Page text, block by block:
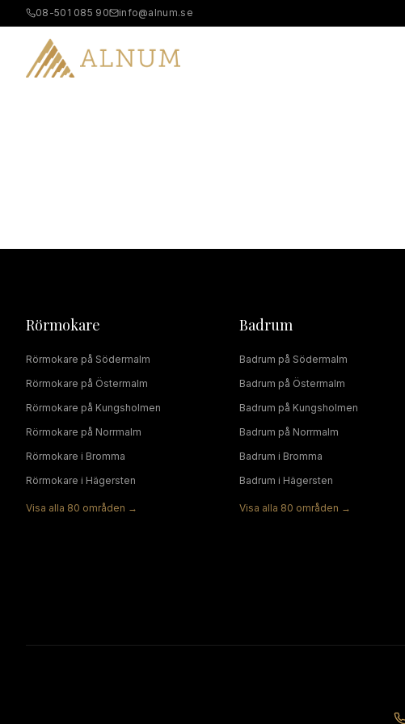
08-501 085 90 info@alnum.se
Rörmokare
Rörmokare på Södermalm
Rörmokare på Östermalm
Rörmokare på Kungsholmen
Rörmokare på Norrmalm
Rörmokare i Bromma
Rörmokare i Hägersten
Visa alla 80 områden →
Badrum
Badrum på Södermalm
Badrum på Östermalm
Badrum på Kungsholmen
Badrum på Norrmalm
Badrum i Bromma
Badrum i Hägersten
Visa alla 80 områden →